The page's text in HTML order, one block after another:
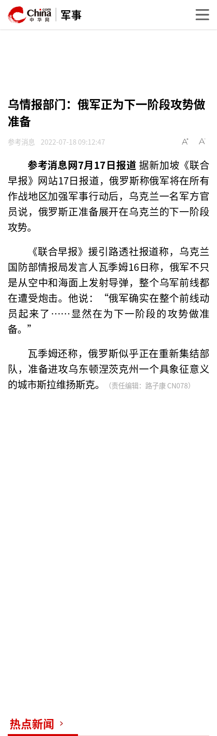
军事
乌情报部门：俄军正为下一阶段攻势做
准备
参考消息 2022-07-18 09:12:47
参考消息网7月17日报道 据新加坡《联合
早报》网站17日报道，俄罗斯称俄军将在所有
作战地区加强军事行动后，乌克兰一名军方官
员说，俄罗斯正准备展开在乌克兰的下一阶段
攻势。
《联合早报》援引路透社报道称，乌克兰
国防部情报局发言人瓦季姆16日称，俄军不只
是从空中和海面上发射导弹，整个乌军前线都
在遭受炮击。他说：“俄军确实在整个前线动
员起来了……显然在为下一阶段的攻势做准
备。”
瓦季姆还称，俄罗斯似乎正在重新集结部
队，准备进攻乌东顿涅茨克州一个具象征意义
的城市斯拉维扬斯克。
（责任编辑：路子康 CN078）
热点新闻